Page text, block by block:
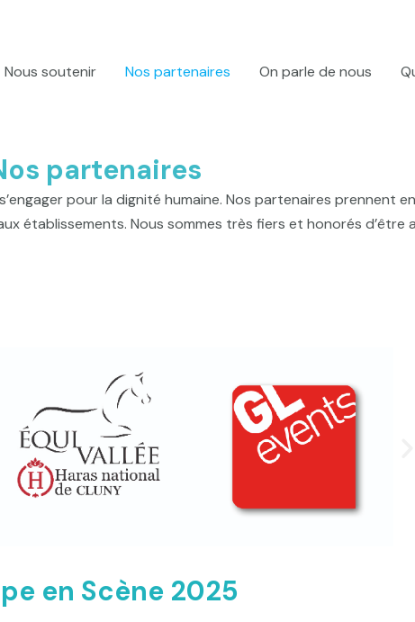
Nous soutenir Nos partenaires On parle de nous
partenaires
pour la dignité humaine. Nos partenaires prennent
établissements. Nous sommes très fiers et honorés
en Scène 2025